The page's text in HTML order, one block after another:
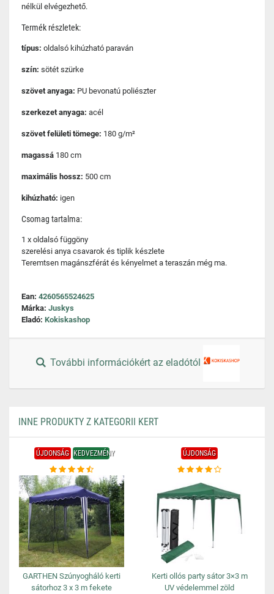
nélkül elvégezhető.
Termék részletek:
típus: oldalsó kihúzható paraván
szín: sötét szürke
szövet anyaga: PU bevonatú poliészter
szerkezet anyaga: acél
szövet felületi tömege: 180 g/m²
magassá 180 cm
maximális hossz: 500 cm
kihúzható: igen
Csomag tartalma:
1 x oldalsó függöny
szerelési anya csavarok és tiplik készlete
Teremtsen magánszférát és kényelmet a teraszán még ma.
Ean: 4260565524625
Márka: Juskys
Eladó: Kokiskashop
További információkért az eladótól
INNE PRODUKTY Z KATEGORII KERT
ÚJDONSÁG KEDVEZMÉNY
GARTHEN Szúnyogháló kerti
sátorhoz 3 x 3 m fekete
ÚJDONSÁG
Kerti ollós party sátor 3×3 m
UV védelemmel zöld